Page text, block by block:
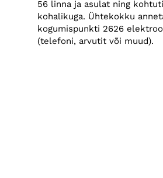
56 linna ja asulat ning
kohalikuga. Ühtekokku
kogumispunkti 2626
(telefoni, arvutit või muud).